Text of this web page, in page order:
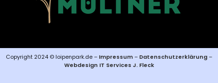
Copyright 2024 © loipenpark.de – Impressum– Datenschutzerklärung–
Webdesign IT Services J. Fleck